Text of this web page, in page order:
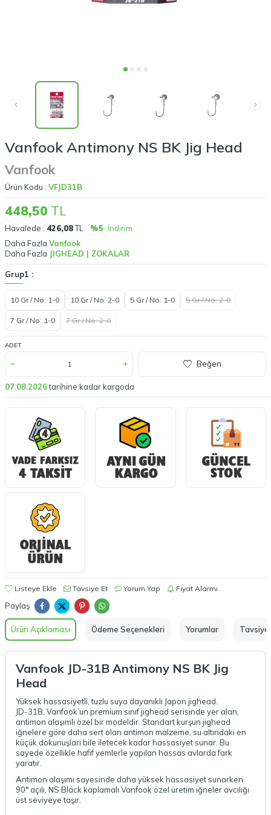
Vanfook Antimony NS BK Jig Head
Vanfook
Ürün Kodu : VFJD31B
448,50 TL
Havalede : 426,08TL %5 İndirim
Daha Fazla Vanfook
Daha Fazla JIGHEAD | ZOKALAR
Grup1 :
10 Gr / No: 1-0 10 Gr / No: 2-0 5 Gr / No: 1-0 5 Gr / No: 2-0
7 Gr / No: 1-0 7 Gr / No: 2-0
ADET
Beğen
07.08.2026tarihine kadar kargoda
Listeye Ekle Tavsiye Et Yorum Yap Fiyat Alarmı
Paylaş
Ürün Açıklaması Ödeme Seçenekleri Yorumlar Tavsiye
Vanfook JD-31B Antimony NS BK Jig
Head
Yüksek hassasiyetli, tuzlu suya dayanıklı Japon jighead.
JD-31B, Vanfook’un premium sınıf jighead serisinde yer alan,
antimon alaşımlı özel bir modeldir. Standart kurşun jighead
iğnelere göre daha sert olan antimon malzeme, su altındaki en
küçük dokunuşları bile iletecek kadar hassasiyet sunar. Bu
sayede özellikle hafif yemlerle yapılan hassas avlarda fark
yaratır.
Antimon alaşımı sayesinde daha yüksek hassasiyet sunarken
90° açılı, NS Black kaplamalı Vanfook özel üretim iğneler avcılığı
üst seviyeye taşır.